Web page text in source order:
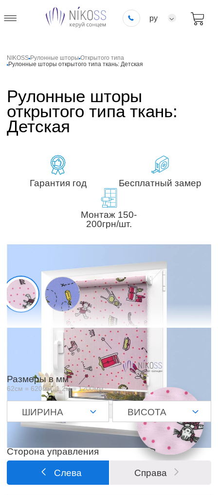
ру
NIKOSS Рулонные шторы Открытого типа
Рулонные шторы открытого типа ткань: Детская
Рулонные шторы
открытого типа ткань:
Детская
Гарантия год Бесплатный замер
Монтаж 150-
200грн/шт.
Отображаемый цвет зависит от матрицы и настроек вашего
экрана и может незначительно отличаться от оригинала
Размеры в мм
62см = 620мм, 1,2м = 1200мм
Сторона управления
Слева Справа